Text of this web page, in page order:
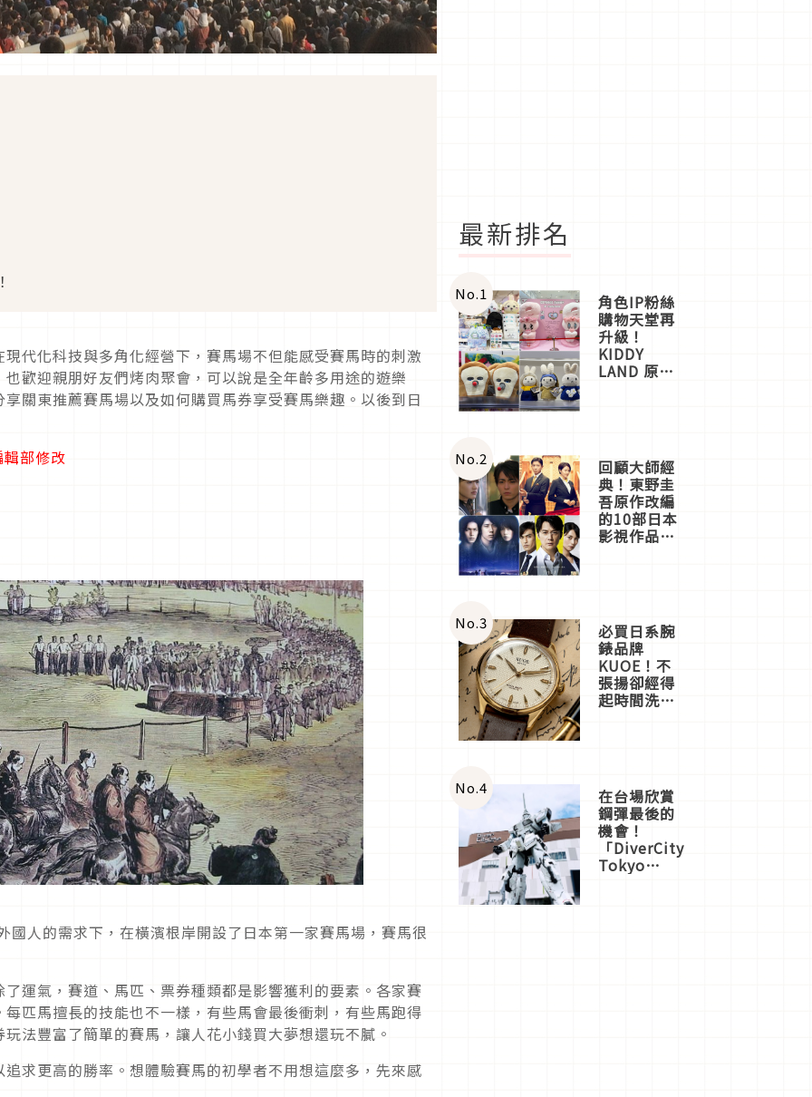
代化科技與多角化經營下，賽馬場不但能感受賽馬時的刺激
歡迎親朋好友們烤肉聚會，可以說是全年齡多用途的遊樂
關東推薦賽馬場以及如何購買馬券享受賽馬樂趣。以後到日
部修改
人的需求下，在橫濱根岸開設了日本第一家賽馬場，賽馬很
運氣，賽道、馬匹、票券種類都是影響獲利的要素。各家賽
匹馬擅長的技能也不一樣，有些馬會最後衝刺，有些馬跑得
法豐富了簡單的賽馬，讓人花小錢買大夢想還玩不膩。
求更高的勝率。想體驗賽馬的初學者不用想這麼多，先來感
最新排名
No.1 角色IP粉絲
購物天堂再
升級！
KIDDY
LAND 原宿
店3分即達
No.2 回顧大師經
典！東野圭
吾原作改編
的10部日本
影視作品推
No.3 必買日系腕
錶品牌
KUOE！不
張揚卻經得
起時間洗鍊
No.4 在台場欣賞
鋼彈最後的
機會！
「DiverCity
Tokyo